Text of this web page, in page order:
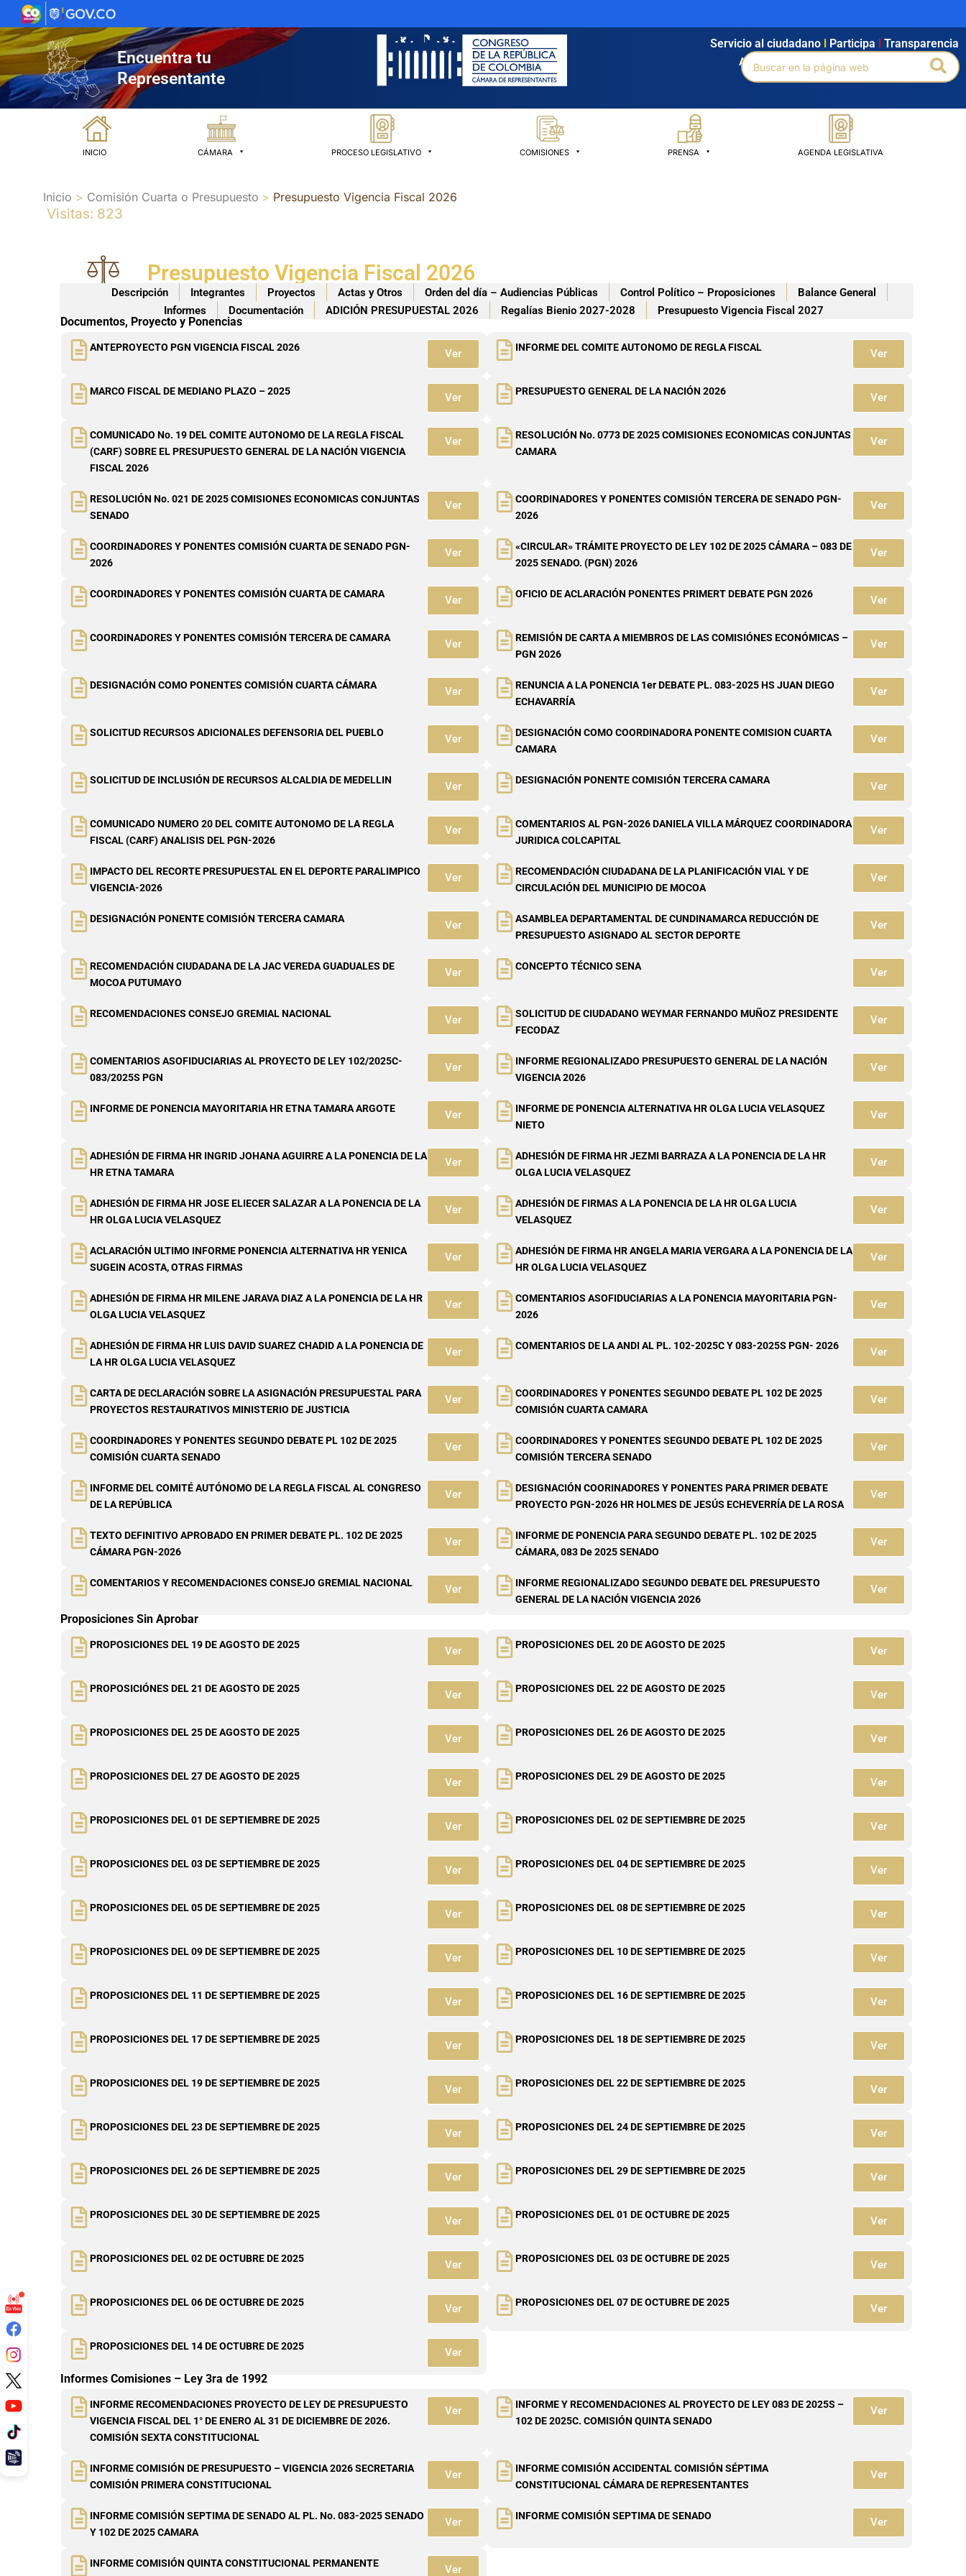
al
contenido
Encuentra tu
Representante
Agendamiento Intranet Búsqueda avanzada
Servicio al ciudadano Participa Transparencia
Buscar
por:
INICIO CÁMARA PROCESO LEGISLATIVO COMISIONES PRENSA AGENDA LEGISLATIVA
Inicio Comisión Cuarta o Presupuesto Presupuesto Vigencia Fiscal 2026
Visitas: 823
Presupuesto Vigencia Fiscal 2026
Descripción Integrantes Proyectos Actas y Otros Orden del día – Audiencias Públicas Control Político – Proposiciones
Balance General
Informes
Documentación ADICIÓN PRESUPUESTAL 2026 Regalías Bienio 2027-2028 Presupuesto Vigencia Fiscal 2027
Documentos, Proyecto y Ponencias
ANTEPROYECTO PGN VIGENCIA FISCAL 2026 Ver INFORME DEL COMITE AUTONOMO DE REGLA FISCAL Ver
MARCO FISCAL DE MEDIANO PLAZO – 2025 Ver PRESUPUESTO GENERAL DE LA NACIÓN 2026 Ver
COMUNICADO No. 19 DEL COMITE AUTONOMO DE LA REGLA FISCAL
(CARF) SOBRE EL PRESUPUESTO GENERAL DE LA NACIÓN VIGENCIA
FISCAL 2026
Ver
RESOLUCIÓN No. 0773 DE 2025 COMISIONES ECONOMICAS CONJUNTAS
CAMARA
Ver
RESOLUCIÓN No. 021 DE 2025 COMISIONES ECONOMICAS CONJUNTAS
SENADO
Ver
COORDINADORES Y PONENTES COMISIÓN TERCERA DE SENADO PGN-
2026
Ver
COORDINADORES Y PONENTES COMISIÓN CUARTA DE SENADO PGN-
2026
Ver
«CIRCULAR» TRÁMITE PROYECTO DE LEY 102 DE 2025 CÁMARA – 083 DE
2025 SENADO. (PGN) 2026
Ver
COORDINADORES Y PONENTES COMISIÓN CUARTA DE CAMARA Ver OFICIO DE ACLARACIÓN PONENTES PRIMERT DEBATE PGN 2026 Ver
COORDINADORES Y PONENTES COMISIÓN TERCERA DE CAMARA Ver
REMISIÓN DE CARTA A MIEMBROS DE LAS COMISIÓNES ECONÓMICAS –
PGN 2026
Ver
DESIGNACIÓN COMO PONENTES COMISIÓN CUARTA CÁMARA Ver
RENUNCIA A LA PONENCIA 1er DEBATE PL. 083-2025 HS JUAN DIEGO
ECHAVARRÍA
Ver
SOLICITUD RECURSOS ADICIONALES DEFENSORIA DEL PUEBLO Ver
DESIGNACIÓN COMO COORDINADORA PONENTE COMISION CUARTA
CAMARA
Ver
SOLICITUD DE INCLUSIÓN DE RECURSOS ALCALDIA DE MEDELLIN Ver DESIGNACIÓN PONENTE COMISIÓN TERCERA CAMARA Ver
COMUNICADO NUMERO 20 DEL COMITE AUTONOMO DE LA REGLA
FISCAL (CARF) ANALISIS DEL PGN-2026
Ver
COMENTARIOS AL PGN-2026 DANIELA VILLA MÁRQUEZ COORDINADORA
JURIDICA COLCAPITAL
Ver
IMPACTO DEL RECORTE PRESUPUESTAL EN EL DEPORTE PARALIMPICO
VIGENCIA-2026
Ver
RECOMENDACIÓN CIUDADANA DE LA PLANIFICACIÓN VIAL Y DE
CIRCULACIÓN DEL MUNICIPIO DE MOCOA
Ver
DESIGNACIÓN PONENTE COMISIÓN TERCERA CAMARA Ver
ASAMBLEA DEPARTAMENTAL DE CUNDINAMARCA REDUCCIÓN DE
PRESUPUESTO ASIGNADO AL SECTOR DEPORTE
Ver
RECOMENDACIÓN CIUDADANA DE LA JAC VEREDA GUADUALES DE
MOCOA PUTUMAYO
Ver CONCEPTO TÉCNICO SENA Ver
RECOMENDACIONES CONSEJO GREMIAL NACIONAL Ver
SOLICITUD DE CIUDADANO WEYMAR FERNANDO MUÑOZ PRESIDENTE
FECODAZ
Ver
COMENTARIOS ASOFIDUCIARIAS AL PROYECTO DE LEY 102/2025C-
083/2025S PGN
Ver
INFORME REGIONALIZADO PRESUPUESTO GENERAL DE LA NACIÓN
VIGENCIA 2026
Ver
INFORME DE PONENCIA MAYORITARIA HR ETNA TAMARA ARGOTE Ver
INFORME DE PONENCIA ALTERNATIVA HR OLGA LUCIA VELASQUEZ
NIETO
Ver
ADHESIÓN DE FIRMA HR INGRID JOHANA AGUIRRE A LA PONENCIA DE LA
HR ETNA TAMARA
Ver
ADHESIÓN DE FIRMA HR JEZMI BARRAZA A LA PONENCIA DE LA HR
OLGA LUCIA VELASQUEZ
Ver
ADHESIÓN DE FIRMA HR JOSE ELIECER SALAZAR A LA PONENCIA DE LA
HR OLGA LUCIA VELASQUEZ
Ver
ADHESIÓN DE FIRMAS A LA PONENCIA DE LA HR OLGA LUCIA
VELASQUEZ
Ver
ACLARACIÓN ULTIMO INFORME PONENCIA ALTERNATIVA HR YENICA
SUGEIN ACOSTA, OTRAS FIRMAS
Ver
ADHESIÓN DE FIRMA HR ANGELA MARIA VERGARA A LA PONENCIA DE LA
HR OLGA LUCIA VELASQUEZ
Ver
ADHESIÓN DE FIRMA HR MILENE JARAVA DIAZ A LA PONENCIA DE LA HR
OLGA LUCIA VELASQUEZ
Ver
COMENTARIOS ASOFIDUCIARIAS A LA PONENCIA MAYORITARIA PGN-
2026
Ver
ADHESIÓN DE FIRMA HR LUIS DAVID SUAREZ CHADID A LA PONENCIA DE
LA HR OLGA LUCIA VELASQUEZ
Ver COMENTARIOS DE LA ANDI AL PL. 102-2025C Y 083-2025S PGN- 2026 Ver
CARTA DE DECLARACIÓN SOBRE LA ASIGNACIÓN PRESUPUESTAL PARA
PROYECTOS RESTAURATIVOS MINISTERIO DE JUSTICIA
Ver
COORDINADORES Y PONENTES SEGUNDO DEBATE PL 102 DE 2025
COMISIÓN CUARTA CAMARA
Ver
COORDINADORES Y PONENTES SEGUNDO DEBATE PL 102 DE 2025
COMISIÓN CUARTA SENADO
Ver
COORDINADORES Y PONENTES SEGUNDO DEBATE PL 102 DE 2025
COMISIÓN TERCERA SENADO
Ver
INFORME DEL COMITÉ AUTÓNOMO DE LA REGLA FISCAL AL CONGRESO
DE LA REPÚBLICA
Ver
DESIGNACIÓN COORINADORES Y PONENTES PARA PRIMER DEBATE
PROYECTO PGN-2026 HR HOLMES DE JESÚS ECHEVERRÍA DE LA ROSA
Ver
TEXTO DEFINITIVO APROBADO EN PRIMER DEBATE PL. 102 DE 2025
CÁMARA PGN-2026
Ver
INFORME DE PONENCIA PARA SEGUNDO DEBATE PL. 102 DE 2025
CÁMARA, 083 De 2025 SENADO
Ver
COMENTARIOS Y RECOMENDACIONES CONSEJO GREMIAL NACIONAL Ver
INFORME REGIONALIZADO SEGUNDO DEBATE DEL PRESUPUESTO
GENERAL DE LA NACIÓN VIGENCIA 2026
Ver
Proposiciones Sin Aprobar
PROPOSICIONES DEL 19 DE AGOSTO DE 2025 Ver PROPOSICIONES DEL 20 DE AGOSTO DE 2025 Ver
PROPOSICIÓNES DEL 21 DE AGOSTO DE 2025 Ver PROPOSICIONES DEL 22 DE AGOSTO DE 2025 Ver
PROPOSICIONES DEL 25 DE AGOSTO DE 2025 Ver PROPOSICIONES DEL 26 DE AGOSTO DE 2025 Ver
PROPOSICIONES DEL 27 DE AGOSTO DE 2025 Ver PROPOSICIONES DEL 29 DE AGOSTO DE 2025 Ver
PROPOSICIONES DEL 01 DE SEPTIEMBRE DE 2025 Ver PROPOSICIONES DEL 02 DE SEPTIEMBRE DE 2025 Ver
PROPOSICIONES DEL 03 DE SEPTIEMBRE DE 2025 Ver PROPOSICIONES DEL 04 DE SEPTIEMBRE DE 2025 Ver
PROPOSICIONES DEL 05 DE SEPTIEMBRE DE 2025 Ver PROPOSICIONES DEL 08 DE SEPTIEMBRE DE 2025 Ver
PROPOSICIONES DEL 09 DE SEPTIEMBRE DE 2025 Ver PROPOSICIONES DEL 10 DE SEPTIEMBRE DE 2025 Ver
PROPOSICIONES DEL 11 DE SEPTIEMBRE DE 2025 Ver PROPOSICIONES DEL 16 DE SEPTIEMBRE DE 2025 Ver
PROPOSICIONES DEL 17 DE SEPTIEMBRE DE 2025 Ver PROPOSICIONES DEL 18 DE SEPTIEMBRE DE 2025 Ver
PROPOSICIONES DEL 19 DE SEPTIEMBRE DE 2025 Ver PROPOSICIONES DEL 22 DE SEPTIEMBRE DE 2025 Ver
PROPOSICIONES DEL 23 DE SEPTIEMBRE DE 2025 Ver PROPOSICIONES DEL 24 DE SEPTIEMBRE DE 2025 Ver
PROPOSICIONES DEL 26 DE SEPTIEMBRE DE 2025 Ver PROPOSICIONES DEL 29 DE SEPTIEMBRE DE 2025 Ver
PROPOSICIONES DEL 30 DE SEPTIEMBRE DE 2025 Ver PROPOSICIONES DEL 01 DE OCTUBRE DE 2025 Ver
PROPOSICIONES DEL 02 DE OCTUBRE DE 2025 Ver PROPOSICIONES DEL 03 DE OCTUBRE DE 2025 Ver
PROPOSICIONES DEL 06 DE OCTUBRE DE 2025 Ver PROPOSICIONES DEL 07 DE OCTUBRE DE 2025 Ver
PROPOSICIONES DEL 14 DE OCTUBRE DE 2025 Ver
Informes Comisiones – Ley 3ra de 1992
INFORME RECOMENDACIONES PROYECTO DE LEY DE PRESUPUESTO
VIGENCIA FISCAL DEL 1° DE ENERO AL 31 DE DICIEMBRE DE 2026.
COMISIÓN SEXTA CONSTITUCIONAL
Ver
INFORME Y RECOMENDACIONES AL PROYECTO DE LEY 083 DE 2025S –
102 DE 2025C. COMISIÓN QUINTA SENADO
Ver
INFORME COMISIÓN DE PRESUPUESTO – VIGENCIA 2026 SECRETARIA
COMISIÓN PRIMERA CONSTITUCIONAL
Ver
INFORME COMISIÓN ACCIDENTAL COMISIÓN SÉPTIMA
CONSTITUCIONAL CÁMARA DE REPRESENTANTES
Ver
INFORME COMISIÓN SEPTIMA DE SENADO AL PL. No. 083-2025 SENADO
Y 102 DE 2025 CAMARA
Ver INFORME COMISIÓN SEPTIMA DE SENADO Ver
INFORME COMISIÓN QUINTA CONSTITUCIONAL PERMANENTE Ver